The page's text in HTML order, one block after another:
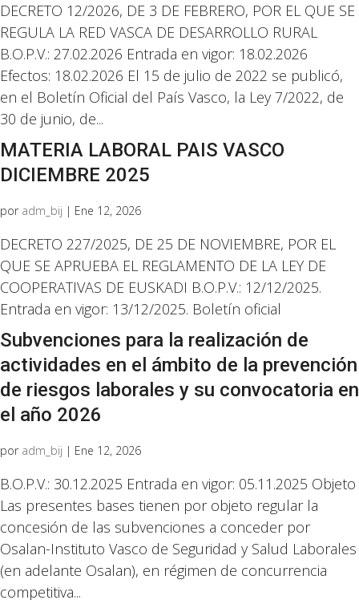
DECRETO 12/2026, DE 3 DE FEBRERO, POR EL QUE SE
REGULA LA RED VASCA DE DESARROLLO RURAL
B.O.P.V.: 27.02.2026 Entrada en vigor: 18.02.2026
Efectos: 18.02.2026 El 15 de julio de 2022 se publicó,
en el Boletín Oficial del País Vasco, la Ley 7/2022, de
30 de junio, de...
MATERIA LABORAL PAIS VASCO
DICIEMBRE 2025
por adm_bij | Ene 12, 2026
DECRETO 227/2025, DE 25 DE NOVIEMBRE, POR EL
QUE SE APRUEBA EL REGLAMENTO DE LA LEY DE
COOPERATIVAS DE EUSKADI B.O.P.V.: 12/12/2025.
Entrada en vigor: 13/12/2025. Boletín oficial
Subvenciones para la realización de
actividades en el ámbito de la prevención
de riesgos laborales y su convocatoria en
el año 2026
por adm_bij | Ene 12, 2026
B.O.P.V.: 30.12.2025 Entrada en vigor: 05.11.2025 Objeto
Las presentes bases tienen por objeto regular la
concesión de las subvenciones a conceder por
Osalan-Instituto Vasco de Seguridad y Salud Laborales
(en adelante Osalan), en régimen de concurrencia
competitiva...